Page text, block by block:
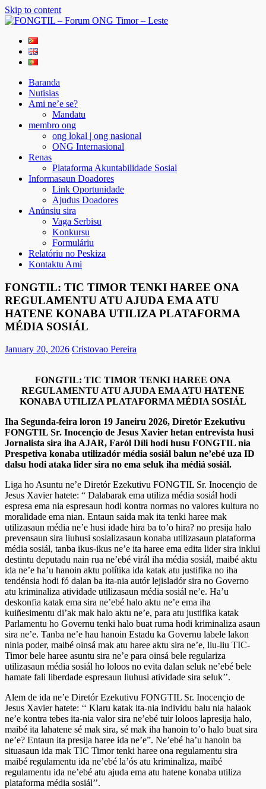
Skip to content
FONGTIL – Forum ONG Timor – Leste
Just another WordPress site
Baranda
Nutisias
Ami ne’e se?
Mandatu
membro ong
ong lokal | ong nasional
ONG Internasional
Renas
Plataforma Akuntabilidade Sosial
Informasaun Doadores
Link Oportunidade
Ajudus Doadores
Anúnsiu sira
Vaga Serbisu
Konkursu
Formuláriu
Relatóriu no Peskiza
Kontaktu Ami
FONGTIL: TIC TIMOR TENKI HAREE ONA
REGULAMENTU ATU AJUDA EMA ATU
HATENE KONABA UTILIZA PLATAFORMA
MÉDIA SOSIÁL
January 20, 2026 Cristovao Pereira
FONGTIL: TIC TIMOR TENKI HAREE ONA
REGULAMENTU ATU AJUDA EMA ATU HATENE
KONABA UTILIZA PLATAFORMA MÉDIA SOSIÁL
Iha Segunda-feira loron 19 Janeiru 2026, Diretór Ezekutivu
FONGTIL Sr. Inocençio de Jesus Xavier hetan entrevista husi
Jornalista sira iha AJAR, Faról Díli hodi husu FONGTIL nia
Prespetiva konaba utilizadór média sosiál balun ne’ebé uza ID
dalsu hodi ataka lider sira no ema seluk iha médiá sosiál.
Liga ho Asuntu ne’e Diretór Ezekutivu FONGTIL Sr. Inocençio de
Jesus Xavier hatete: “ Dalabarak ema utiliza média sosiál hodi
espresa ema nia espresaun hodi kontra normas no valores kultura no
moralidade ema nian. Entaun saida mak ita tenki haree mak
utilizasaun média ne’e husi idade hira ba to’o hira? no presija halo
prevensaun sira liuhusi sosializasaun konaba utilizasaun plataforma
média sosiál, tanba ikus-ikus ne’e ita haree ema edita lider sira inklui
destintu deputadu nain rua ne’ebé virál iha média sosiál, maibé aktu
ida ne’e ha’u hanoin aktu polítika ida katak atu justifika no iha
tendénsia hodi fó dalan ba ita-nia autór lejisladór sira no Governo
atu kriminaliza atividade utilizasaun média sosiál ne’e. Ha’u
deskonfia katak ema sira ne’ebé halo aktu ne’e ema iha
kuiñesimentu di’ak mak halo aktu ne’e, para atu justifika katak
Parlamentu ho Governu tenki halo buat ruma hodi kriminaliza asaun
sira ne’e. Tanba ne’e hau hanoin Estadu ka Governu labele lakon
ninia poder, maibé oinsá mak atu haree aktu sira ne’e, liu-liu TIC-
Timor bele haree asuntu sira ne’e para oinsá bele regulariza
utilizasaun média sosiál ho loloos no evita dalan seluk ne’ebé bele
hamate fali liberdade espresaun liuhusi atividade sira seluk’’.
Alem de ida ne’e Diretór Ezekutivu FONGTIL Sr. Inocençio de
Jesus Xavier hatete: ‘‘ Klaru katak ita-nia individu balu nia halaok
ne’e kontra tebes ita-nia valor sira ne’ebé tuir loloos lapresija halo,
maibé ita lahatene sé mak sira, sé mak iha hanoin to’o halo buat sira
ne’e? Entaun ita presija haree ida ne’e”. Ne’ebé ha’u hanoin ba
situasaun ida mak TIC Timor tenki haree ona regulamentu sira
maibé regulamentu ida ne’ebé la’ós atu kriminaliza, maibé
regulamentu ida ne’ebé atu ajuda ema atu hatene konaba utiliza
plataforma média sosiál’’.